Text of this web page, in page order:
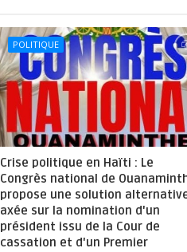
POLITIQUE
Crise politique en Haïti : Le
Congrès national de
propose une solution
axée sur la nomination d'un
président issu de la Cour de
cassation et d'un Premier